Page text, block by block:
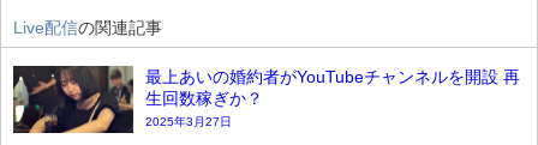
Live配信の関連記事
最上あいの婚約者がYouTubeチャンネルを開設 再
生回数稼ぎか？
2025年3月27日